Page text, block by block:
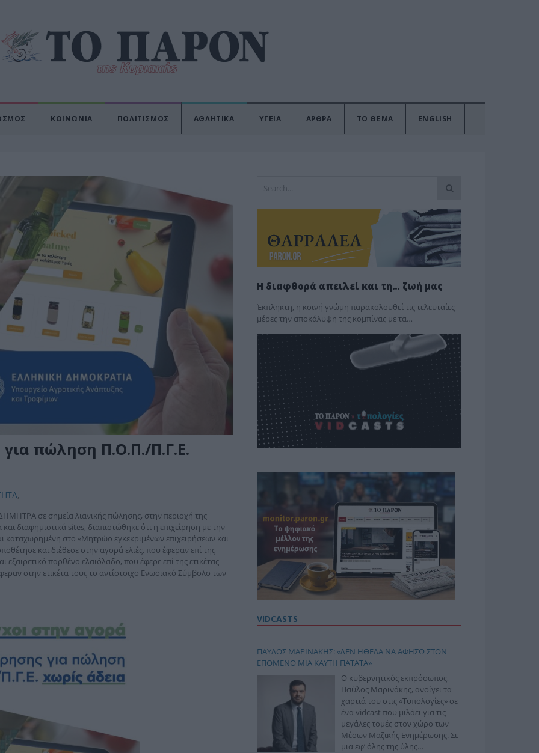
ΚΟΙΝΩΝΙΑ ΠΟΛΙΤΙΣΜΟΣ ΑΘΛΗΤΙΚΑ ΥΓΕΙΑ ΑΡΘΡΑ ΤΟ ΘΕΜΑ ENGLISH
πώληση Π.Ο.Π./Π.Γ.Ε.
,
σε σημεία λιανικής πώλησης, στην περιοχή της
διαφημιστικά sites, διαπιστώθηκε ότι η επιχείρηση με την
καταχωρημένη στο «Μητρώο εγκεκριμένων επιχειρήσεων και
και διέθεσε στην αγορά ελιές, που έφεραν επί της
παρθένο ελαιόλαδο, που έφερε επί της ετικέτας
στην ετικέτα τους το αντίστοιχο Ενωσιακό Σύμβολο των
Η διαφθορά απειλεί και τη… ζωή μας
Έκπληκτη, η κοινή γνώμη παρακολουθεί τις τελευταίες
μέρες την αποκάλυψη της κο­μπίνας με τα…
VIDCASTS
ΠΑΥΛΟΣ ΜΑΡΙΝΑΚΗΣ: «ΔΕΝ ΗΘΕΛΑ ΝΑ ΑΦΗΣΩ ΣΤΟΝ
ΕΠΟΜΕΝΟ ΜΙΑ ΚΑΥΤΗ ΠΑΤΑΤΑ»
Ο κυβερνητικός εκπρόσωπος,
Παύλος Μαρινάκης, ανοίγει τα
χαρτιά του στις «Τυπολογίες» σε
ένα vidcast που μιλάει για τις
μεγάλες τομές στον χώρο των
Μέσων Μαζικής Ενημέρωσης. Σε
μια εφ’ όλης της ύλης